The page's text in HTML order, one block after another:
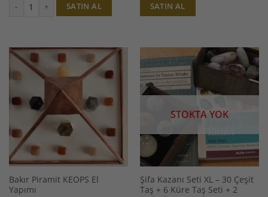
Bakır Çakralar El Yapımı Grid - Dekorasyonluk - Koleksiyonluk adet
SATIN AL SATIN AL
Bakır Piramit KEOPS El
Yapımı
STOKTA YOK
Şifa Kazanı Seti XL – 30 Çeşit
Taş + 6 Küre Taş Seti + 2